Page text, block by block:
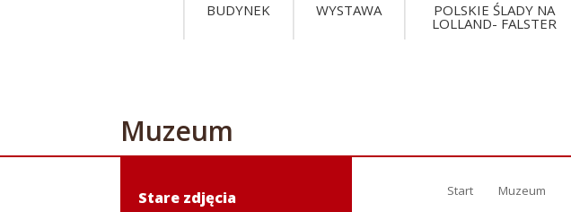
BUDYNEK WYSTAWA POLSKIE ŚLADY NA
LOLLAND- FALSTER
Muzeum
Stare zdjęcia Start Muzeum